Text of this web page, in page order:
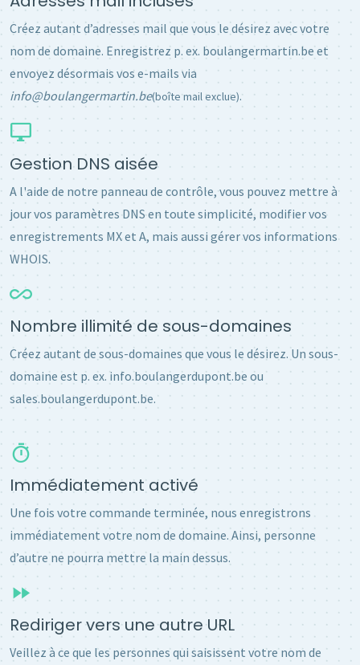
Créez autant d’adresses mail que vous le désirez avec votre
nom de domaine. Enregistrez p. ex. boulangermartin.be et
envoyez désormais vos e-mails via
info@boulangermartin.be(boîte mail exclue).
Gestion DNS aisée
A l'aide de notre panneau de contrôle, vous pouvez mettre à
jour vos paramètres DNS en toute simplicité, modifier vos
enregistrements MX et A, mais aussi gérer vos informations
WHOIS.
Nombre illimité de sous-domaines
Créez autant de sous-domaines que vous le désirez. Un sous-
domaine est p. ex. info.boulangerdupont.be ou
sales.boulangerdupont.be.
Immédiatement activé
Une fois votre commande terminée, nous enregistrons
immédiatement votre nom de domaine. Ainsi, personne
d’autre ne pourra mettre la main dessus.
Rediriger vers une autre URL
Veillez à ce que les personnes qui saisissent votre nom de